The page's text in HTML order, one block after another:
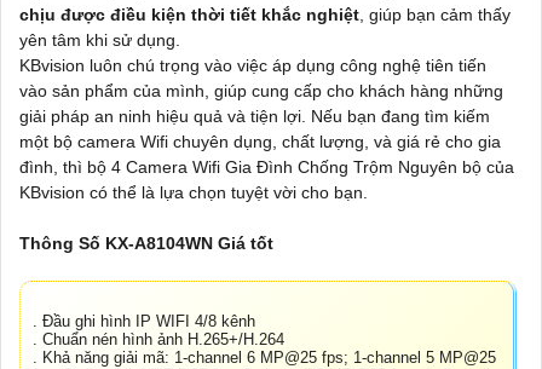
chịu được điều kiện thời tiết khắc nghiệt , giúp bạn cảm thấy
yên tâm khi sử dụng.
KBvision luôn chú trọng vào việc áp dụng công nghệ tiên tiến
vào sản phẩm của mình, giúp cung cấp cho khách hàng những
giải pháp an ninh hiệu quả và tiện lợi. Nếu bạn đang tìm kiếm
một bộ camera Wifi chuyên dụng, chất lượng, và giá rẻ cho gia
đình, thì bộ 4 Camera Wifi Gia Đình Chống Trộm Nguyên bộ của
KBvision có thể là lựa chọn tuyệt vời cho bạn.
Thông Số KX-A8104WN Giá tốt
. Đầu ghi hình IP WIFI 4/8 kênh
. Chuẩn nén hình ảnh H.265+/H.264
. Khả năng giải mã: 1-channel 6 MP@25 fps; 1-channel 5 MP@25